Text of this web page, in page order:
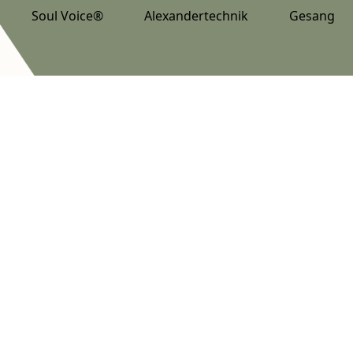
Soul Voice® Alexandertechnik Gesang